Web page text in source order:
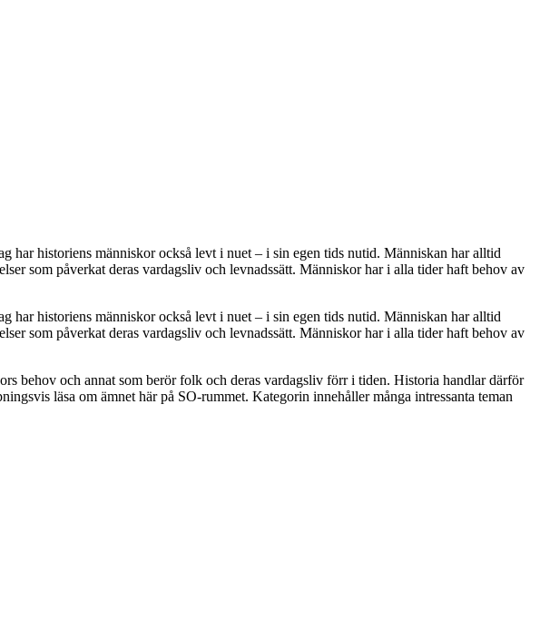
har historiens människor också levt i nuet – i sin egen tids nutid. Människan har alltid
som påverkat deras vardagsliv och levnadssätt. Människor har i alla tider haft behov av
har historiens människor också levt i nuet – i sin egen tids nutid. Människan har alltid
som påverkat deras vardagsliv och levnadssätt. Människor har i alla tider haft behov av
behov och annat som berör folk och deras vardagsliv förr i tiden. Historia handlar därför
läsa om ämnet här på SO-rummet. Kategorin innehåller många intressanta teman